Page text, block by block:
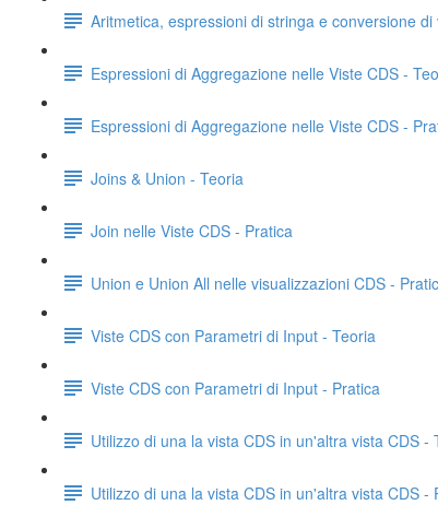
Aritmetica, espressioni di stringa e conversione
Espressioni di Aggregazione nelle Viste CDS -
Espressioni di Aggregazione nelle Viste CDS -
Joins & Union - Teoria
Join nelle Viste CDS - Pratica
Union e Union All nelle visualizzazioni CDS -
Viste CDS con Parametri di Input - Teoria
Viste CDS con Parametri di Input - Pratica
Utilizzo di una la vista CDS in un'altra vista CDS -
Utilizzo di una la vista CDS in un'altra vista CDS -